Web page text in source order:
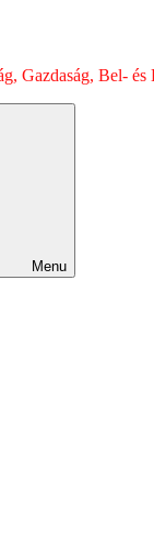
Gazdaság, Bel-
Menu